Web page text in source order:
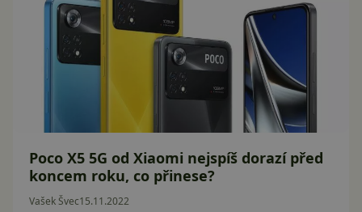
Poco X5 5G od Xiaomi nejspíš dorazí před
koncem roku, co přinese?
Vašek Švec15.11.2022